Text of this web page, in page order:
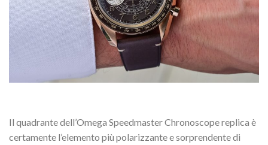
Il quadrante dell’Omega Speedmaster Chronoscope replica è
certamente l’elemento più polarizzante e sorprendente di